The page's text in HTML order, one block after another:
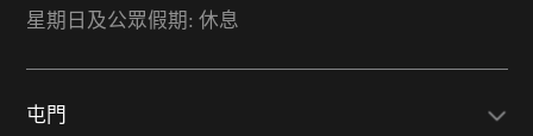
星期日及公眾假期: 休息
屯門